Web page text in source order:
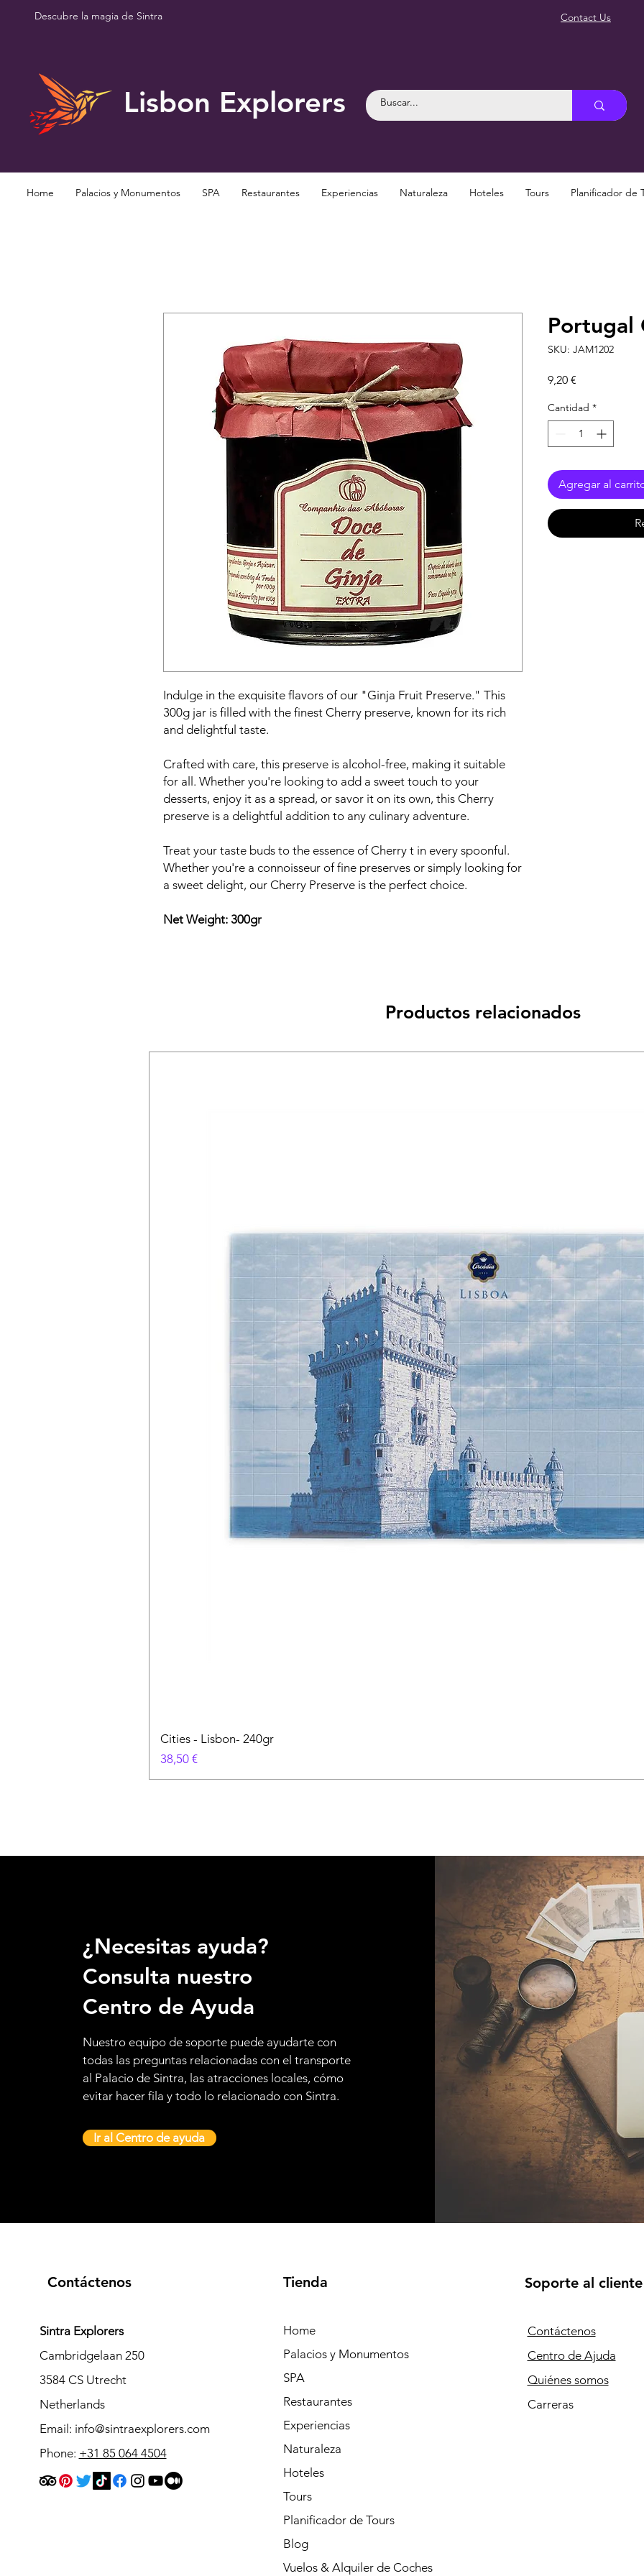
Descubre la magia de Sintra Contact Us
Lisbon Explorers
Home Palacios y Monumentos SPA Restaurantes Experiencias Naturaleza Hoteles Tours Planificador de
Indulge in the exquisite flavors of our "Ginja Fruit Preserve." This
300g jar is filled with the finest Cherry preserve, known for its rich
and delightful taste.
Crafted with care, this preserve is alcohol-free, making it suitable
for all. Whether you're looking to add a sweet touch to your
desserts, enjoy it as a spread, or savor it on its own, this Cherry
preserve is a delightful addition to any culinary adventure.
Treat your taste buds to the essence of Cherry t in every spoonful.
Whether you're a connoisseur of fine preserves or simply looking for
a sweet delight, our Cherry Preserve is the perfect choice.
Net Weight: 300gr
Portugal
SKU: JAM1202
9,20 €
Cantidad *
Agregar al
Productos relacionados
Cities - Lisbon- 240gr
Precio
38,50 €
¿Necesitas ayuda?
Consulta nuestro
Centro de Ayuda
Nuestro equipo de soporte puede ayudarte con
todas las preguntas relacionadas con el transporte
al Palacio de Sintra, las atracciones locales, cómo
evitar hacer fila y todo lo relacionado con Sintra.
Ir al Centro de ayuda
Contáctenos
Sintra Explorers
Cambridgelaan 250
3584 CS Utrecht
Netherlands
Email: info@sintraexplorers.com
Phone: +31 85 064 4504
Tienda
Home
Palacios y Monumentos
SPA
Restaurantes
Experiencias
Naturaleza
Hoteles
Tours
Planificador de Tours
Blog
Vuelos & Alquiler de Coches
Soporte al cliente
Contáctenos
Centro de Ajuda
Quiénes somos
Carreras